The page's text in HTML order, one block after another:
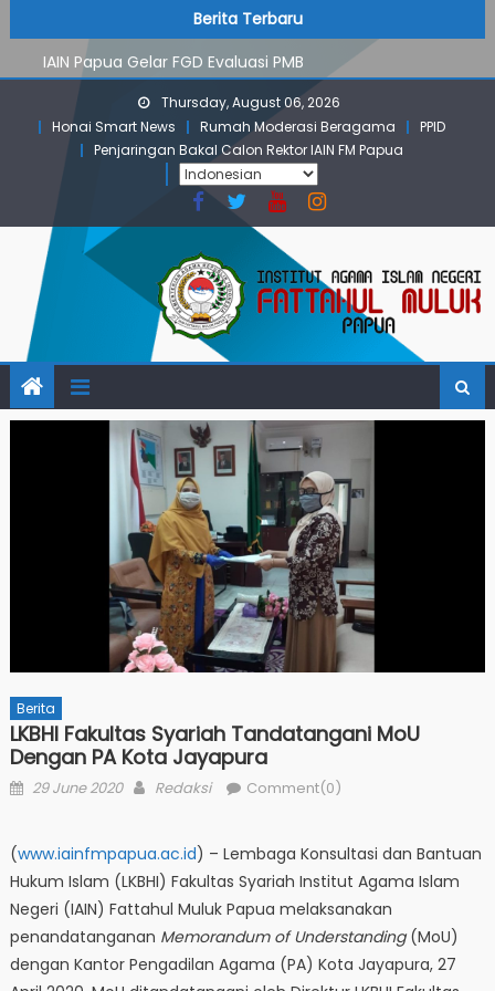
to
content
Berita Terbaru
IAIN Papua Gelar FGD Evaluasi PMB
KKN IAIN Papua: Kelompok Skow Sae Kolaborasi dengan
KKN UGM dan Uncen
Para Mahasiswa PGMI IAIN Papua Tembus Jurnal
Terindeks Google Scholar
Pembekalan KKN: Bangun Komunikasi Aktif dengan
Masyarakat
PMB Jalur Mandiri: Peserta Ujian Dari Lanny Jaya Hingga
Maluku
Thursday, August 06, 2026
Honai Smart News
Rumah Moderasi Beragama
PPID
Penjaringan Bakal Calon Rektor IAIN FM Papua
Berita
LKBHI Fakultas Syariah Tandatangani MoU
Dengan PA Kota Jayapura
Posted
29 June 2020 Author
Redaksi Comment(0)
(www.iainfmpapua.ac.id) – Lembaga Konsultasi dan Bantuan
Hukum Islam (LKBHI) Fakultas Syariah Institut Agama Islam
Negeri (IAIN) Fattahul Muluk Papua melaksanakan
penandatanganan Memorandum of Understanding(MoU)
dengan Kantor Pengadilan Agama (PA) Kota Jayapura, 27